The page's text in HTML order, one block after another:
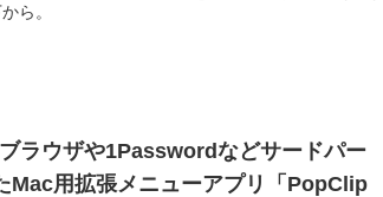
ら。
ラウザや1Passwordなどサードパー
Mac用拡張メニューアプリ「PopClip